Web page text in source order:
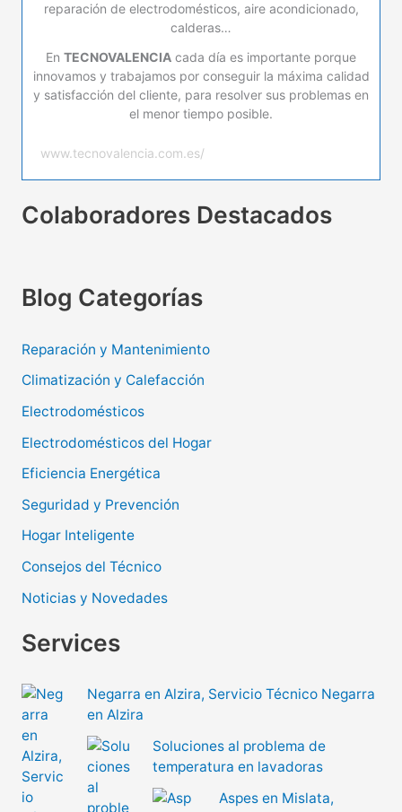
reparación de electrodomésticos, aire acondicionado,
calderas…
En TECNOVALENCIA cada día es importante porque
innovamos y trabajamos por conseguir la máxima calidad
y satisfacción del cliente, para resolver sus problemas en
el menor tiempo posible.
www.tecnovalencia.com.es/
Colaboradores Destacados
Blog Categorías
Reparación y Mantenimiento
Climatización y Calefacción
Electrodomésticos
Electrodomésticos del Hogar
Eficiencia Energética
Seguridad y Prevención
Hogar Inteligente
Consejos del Técnico
Noticias y Novedades
Services
Negarra en Alzira, Servicio Técnico Negarra
en Alzira
Soluciones al problema de
temperatura en lavadoras
Aspes en Mislata,